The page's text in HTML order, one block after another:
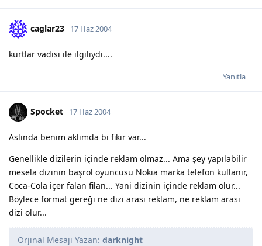
caglar23 17 Haz 2004
kurtlar vadisi ile ilgiliydi....
Yanıtla
Spocket 17 Haz 2004
Aslında benim aklımda bi fikir var...
Genellikle dizilerin içinde reklam olmaz... Ama şey yapılabilir
mesela dizinin başrol oyuncusu Nokia marka telefon kullanır,
Coca-Cola içer falan filan... Yani dizinin içinde reklam olur...
Böylece format gereği ne dizi arası reklam, ne reklam arası
dizi olur...
Orjinal Mesajı Yazan: darknight